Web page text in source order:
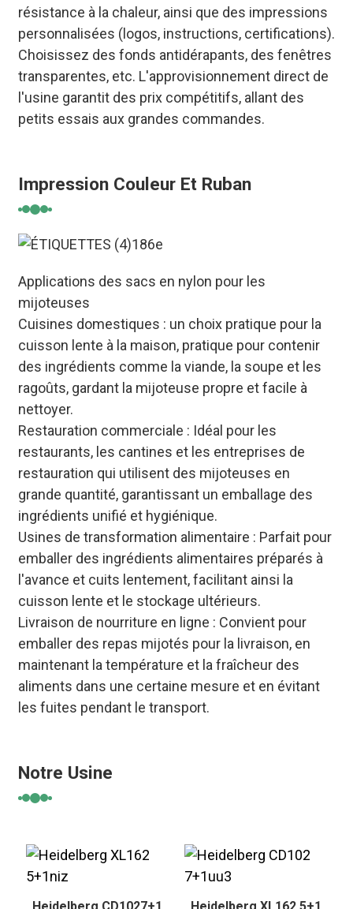
résistance à la chaleur, ainsi que des impressions
personnalisées (logos, instructions, certifications).
Choisissez des fonds antidérapants, des fenêtres
transparentes, etc. L'approvisionnement direct de
l'usine garantit des prix compétitifs, allant des
petits essais aux grandes commandes.
Impression Couleur Et Ruban
Applications des sacs en nylon pour les
mijoteuses
Cuisines domestiques : un choix pratique pour la
cuisson lente à la maison, pratique pour contenir
des ingrédients comme la viande, la soupe et les
ragoûts, gardant la mijoteuse propre et facile à
nettoyer.
Restauration commerciale : Idéal pour les
restaurants, les cantines et les entreprises de
restauration qui utilisent des mijoteuses en
grande quantité, garantissant un emballage des
ingrédients unifié et hygiénique.
Usines de transformation alimentaire : Parfait pour
emballer des ingrédients alimentaires préparés à
l'avance et cuits lentement, facilitant ainsi la
cuisson lente et le stockage ultérieurs.
Livraison de nourriture en ligne : Convient pour
emballer des repas mijotés pour la livraison, en
maintenant la température et la fraîcheur des
aliments dans une certaine mesure et en évitant
les fuites pendant le transport.
Notre Usine
Heidelberg CD1027+1 Heidelberg XL162 5+1